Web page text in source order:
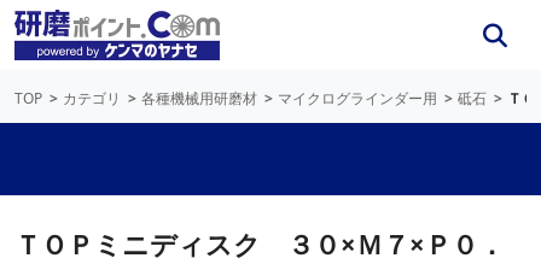
TOP カテゴリ 各種機械用研磨材 マイクログラインダー用 砥石 Ｔ
ＴＯＰミニディスク ３０×Ｍ７×Ｐ０．